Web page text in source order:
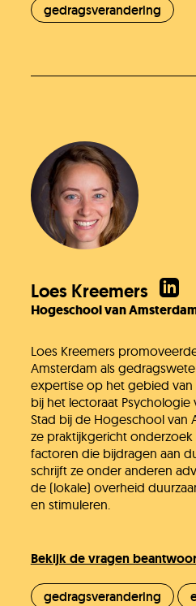
gedragsverandering
Loes Kreemers
Hogeschool van
Loes Kreemers
Amsterdam als
expertise op het gebied
bij het lectoraat Psychologie
Stad bij de Hogeschool van
ze praktijkgericht
factoren die bijdragen aan
schrijft ze onder anderen
de (lokale) overheid
en stimuleren.
Bekijk de vragen
gedragsverandering